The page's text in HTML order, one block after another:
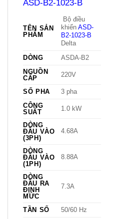
ASD-B2-1023-B
TÊN SẢN
PHẨM
Bộ điều
khiểnASD-
B2-1023-B
Delta
DÒNG
ASDA-B2
NGUỒN
CẤP
220V
SỐ PHA
3 pha
CÔNG
SUẤT
1.0 kW
DÒNG
ĐẦU VÀO
(3PH)
4.68A
DÒNG
ĐẦU VÀO
(1PH)
8.88A
DÒNG
ĐẦU RA
ĐỊNH
MỨC
7.3A
TẦN SỐ
50/60 Hz